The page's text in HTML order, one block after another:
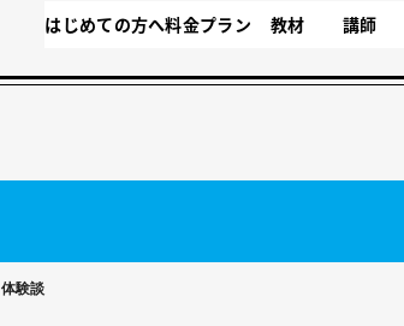
はじめての方へ料金プラン 教材 講師
体験談